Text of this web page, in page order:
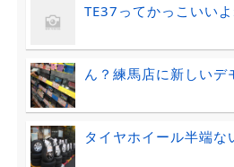
TE37ってかっこいいよ
ん？練馬店に新しいデ
タイヤホイール半端な